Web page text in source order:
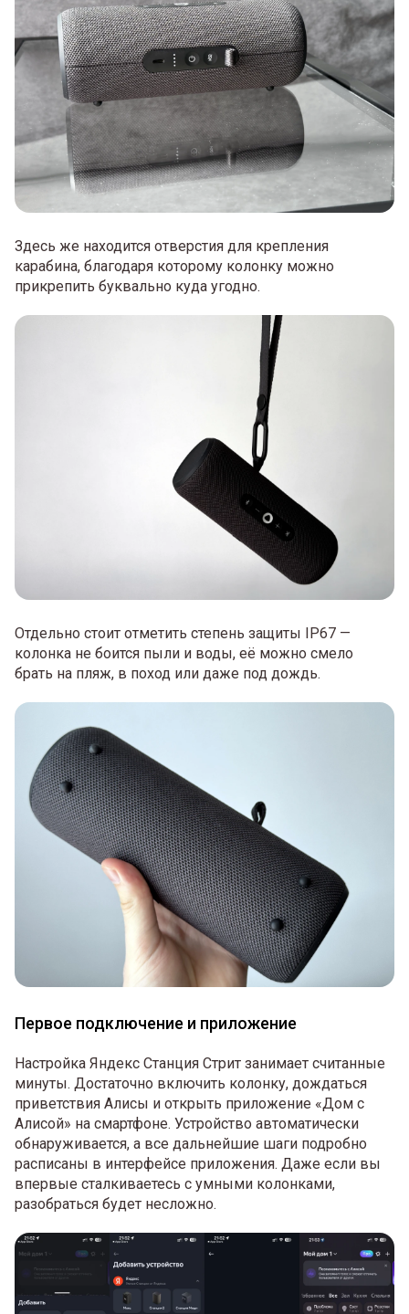
Здесь же находится отверстия для крепления
карабина, благодаря которому колонку можно
прикрепить буквально куда угодно.
Отдельно стоит отметить степень защиты IP67 —
колонка не боится пыли и воды, её можно смело
брать на пляж, в поход или даже под дождь.
Первое подключение и приложение
Настройка Яндекс Станция Стрит занимает считанные
минуты. Достаточно включить колонку, дождаться
приветствия Алисы и открыть приложение «Дом с
Алисой» на смартфоне. Устройство автоматически
обнаруживается, а все дальнейшие шаги подробно
расписаны в интерфейсе приложения. Даже если вы
впервые сталкиваетесь с умными колонками,
разобраться будет несложно.